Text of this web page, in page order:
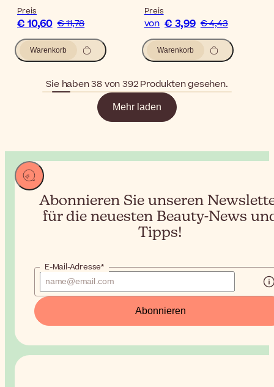
Preis
€ 10,60 € 11,78
Warenkorb
Preis
von € 3,99 € 4,43
Warenkorb
Sie haben 38 von 392 Produkten gesehen.
Mehr laden
Abonnieren Sie unseren
für die neuesten Beauty-News
Tipps!
E-Mail-Adresse*
Abonnieren